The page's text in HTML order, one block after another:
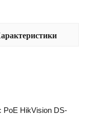
PoE HikVision DS-